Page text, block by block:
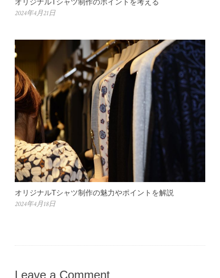
オリジナルTシャツ制作のポイントを考える
2024年4月21日
オリジナルTシャツ制作の魅力やポイントを解説
2024年4月18日
Leave a Comment